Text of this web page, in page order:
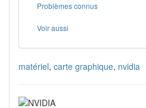
Problèmes connus
Voir aussi
matériel, carte graphique, nvidia